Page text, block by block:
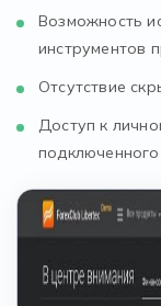
Возможность
инструментов
Отсутствие
Доступ к
подключенного